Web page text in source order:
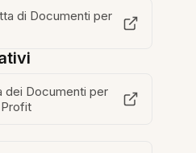
di Documenti per
dei Documenti per